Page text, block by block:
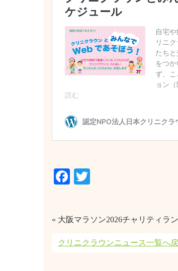
Facebook
« 大阪マラソン2026チャリティラ
クリニクラウンニュース一覧へ